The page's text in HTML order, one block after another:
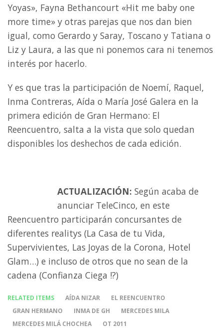
Yoyas», Fayna Bethancourt «Hit me baby one
more time» y otras parejas que nos dan bien
igual, como Gerardo y Saray, Toscano y Tatiana o
Liz y Laura, a las que ni ponemos cara ni tenemos
interés por hacerlo.
Y es que tras la participación de Noemí, Raquel,
Inma Contreras, Aída o María José Galera en la
primera edición de Gran Hermano: El
Reencuentro, salta a la vista que solo quedan
disponibles los deshechos de cada edición.
ACTUALIZACIÓN: Según acaba de
anunciar TeleCinco, en este
Reencuentro participarán concursantes de
diferentes realitys (La Casa de tu Vida,
Supervivientes, Las Joyas de la Corona, Hotel
Glam…) e incluso de otros que no sean de la
cadena (Confianza Ciega !?)
RELATED ITEMS AÍDA NIZAR
EL REENCUENTRO
GRAN HERMANO
INMA DE GH
MERCEDES MILA
MERCEDES MILÁ CHOCHEA
OT 2011